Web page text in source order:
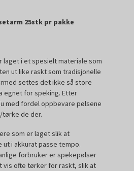
25stk pr pakke
laget i et spesielt materiale som
ut like raskt som tradisjonelle
settes det ikke så store
egnet for speking. Etter
med fordel oppbevare pølsene
de der.
som er laget slik at
i akkurat passe tempo.
forbruker er spekepølser
vis ofte tørker for raskt, slik at